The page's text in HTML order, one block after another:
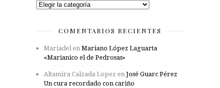
Categorías
COMENTARIOS RECIENTES
Mariadelen Mariano López Laguarta
«Marianico el de Pedrosas»
Altamira Calzada Lopez en José Guarc Pérez
Un cura recordado con cariño